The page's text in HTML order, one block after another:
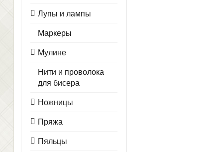
Лупы и лампы
Маркеры
Мулине
Нити и проволока
для бисера
Ножницы
Пряжа
Пяльцы